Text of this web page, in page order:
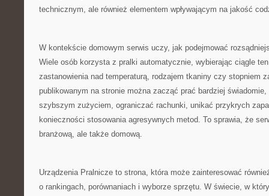
technicznym, ale również elementem wpływającym na jakość
W kontekście domowym serwis uczy, jak podejmować
Wiele osób korzysta z pralki automatycznie, wybierając ciągle
zastanowienia nad temperaturą, rodzajem tkaniny czy stopniem
publikowanym na stronie można zacząć prać bardziej
szybszym zużyciem, ograniczać rachunki, unikać przykrych
konieczności stosowania agresywnych metod. To sprawia, że
branżową, ale także domową.
Urządzenia Pralnicze to strona, która może zainteresować
o rankingach, porównaniach i wyborze sprzętu. W świecie, w